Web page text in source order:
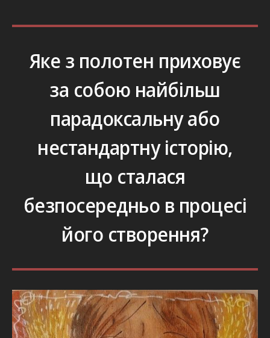
Яке з полотен приховує
за собою найбільш
парадоксальну або
нестандартну історію,
що сталася
безпосередньо в процесі
його створення?